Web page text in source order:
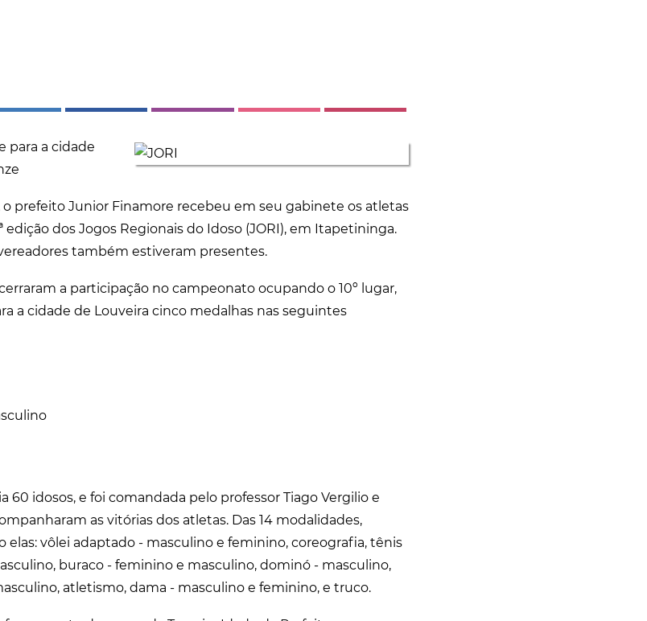
para a cidade
o prefeito Junior Finamore recebeu em seu gabinete os atletas
edição dos Jogos Regionais do Idoso (JORI), em Itapetininga.
também estiveram presentes.
a participação no campeonato ocupando o 10º lugar,
a cidade de Louveira cinco medalhas nas seguintes
60 idosos, e foi comandada pelo professor Tiago Vergilio e
as vitórias dos atletas. Das 14 modalidades,
elas: vôlei adaptado - masculino e feminino, coreografia, tênis
buraco - feminino e masculino, dominó - masculino,
atletismo, dama - masculino e feminino, e truco.